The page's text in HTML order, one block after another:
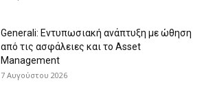
Generali: Eντυπωσιακή ανάπτυξη με ώθηση
από τις ασφάλειες και το Asset
Management
7 Αυγούστου 2026